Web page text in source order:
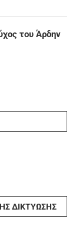
του Άρδην
ΔΙΚΤΎΩΣΗΣ